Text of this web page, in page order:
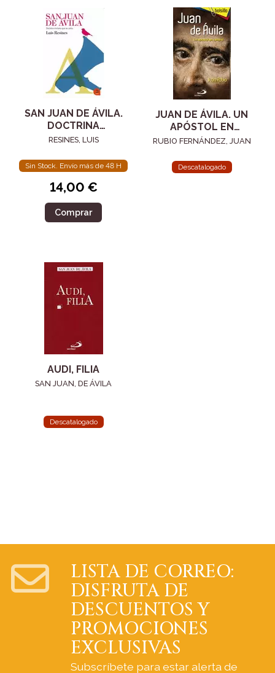
SAN JUAN DE ÁVILA.
DOCTRINA
CRISTIANA QUE SE
RESINES, LUIS
Sin Stock. Envío más de 48 H
14,00 €
Comprar
JUAN DE ÁVILA. UN
APÓSTOL EN
CAMINO
RUBIO FERNÁNDEZ, JUAN
Descatalogado
AUDI, FILIA
SAN JUAN, DE ÁVILA
Descatalogado
LISTA DE CORREO:
DISFRUTA DE
DESCUENTOS Y
PROMOCIONES
EXCLUSIVAS
Subscríbete para estar alerta de